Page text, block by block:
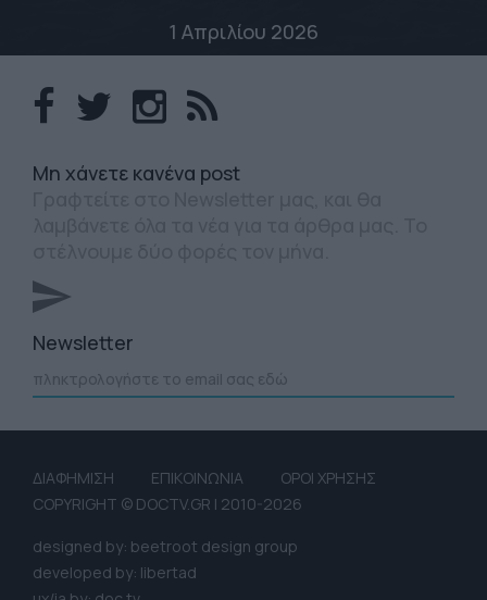
1 Απριλίου 2026
Mη χάνετε κανένα post
Newsletter
ΔΙΑΦΗΜΙΣΗ ΕΠΙΚΟΙΝΩΝΙΑ
ΟΡΟΙ ΧΡΗΣΗΣ
COPYRIGHT © DOCTV.GR | 2010-2026
designed by: beetroot design group
developed by: libertad